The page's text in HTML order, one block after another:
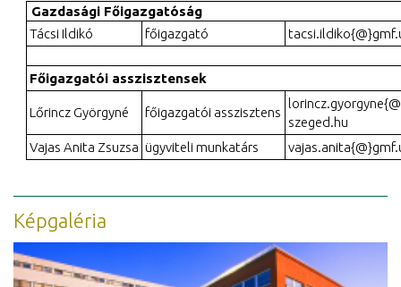
Gazdasági Főigazgatóság
Tácsi Ildikó
főigazgató
Főigazgatói asszisztensek
Lőrincz Györgyné főigazgatói asszisztens
szeged.hu
Vajas Anita Zsuzsa ügyviteli munkatárs
Képgaléria